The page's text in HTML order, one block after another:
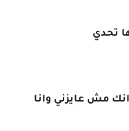
تحدي
انك مش عايزني وانا